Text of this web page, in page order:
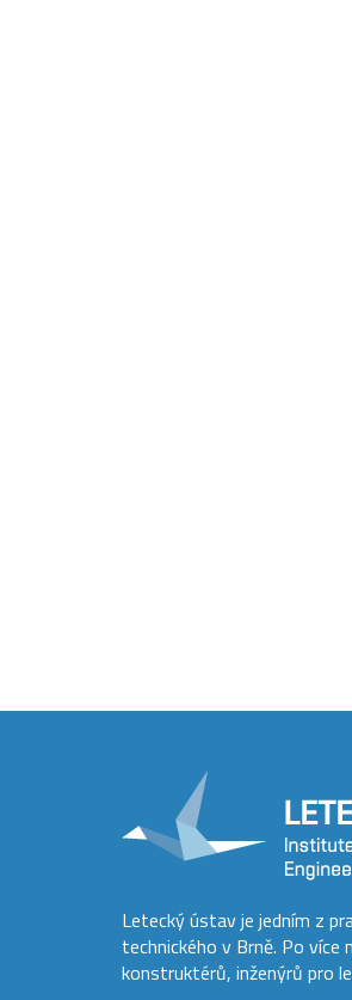
Letecký ústav je jedním z
technického v Brně. Po
konstruktérů, inženýrů pro